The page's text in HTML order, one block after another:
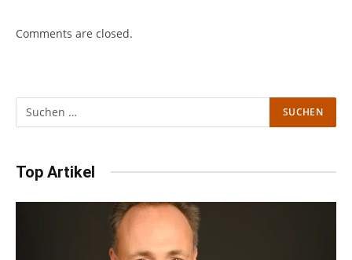
Comments are closed.
Top Artikel